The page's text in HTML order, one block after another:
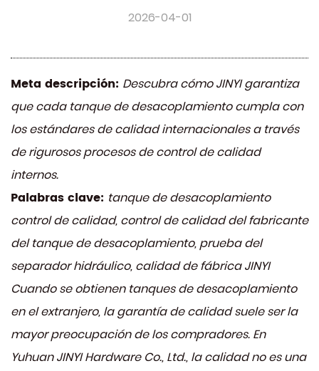
2026-04-01
Meta descripción: Descubra cómo JINYI garantiza
que cada tanque de desacoplamiento cumpla con
los estándares de calidad internacionales a través
de rigurosos procesos de control de calidad
internos.
Palabras clave: tanque de desacoplamiento
control de calidad, control de calidad del fabricante
del tanque de desacoplamiento, prueba del
separador hidráulico, calidad de fábrica JINYI
Cuando se obtienen tanques de desacoplamiento
en el extranjero, la garantía de calidad suele ser la
mayor preocupación de los compradores. En
Yuhuan JINYI Hardware Co., Ltd., la calidad no es una